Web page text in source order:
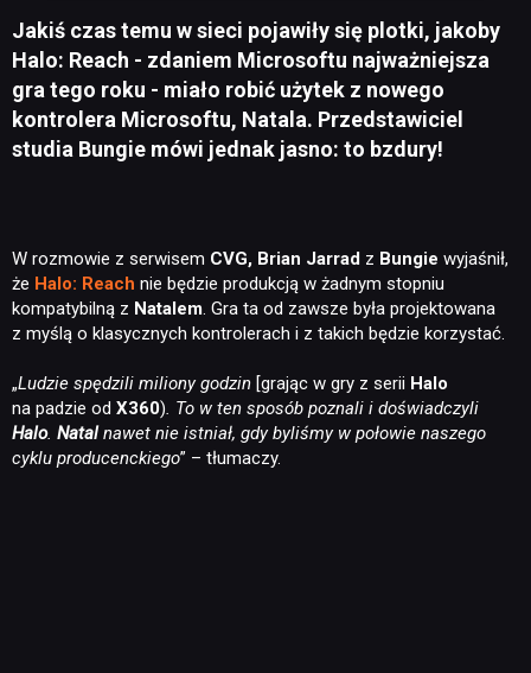
Jakiś czas temu w sieci pojawiły się plotki, jakoby
Halo: Reach - zdaniem Microsoftu najważniejsza
gra tego roku - miało robić użytek z nowego
kontrolera Microsoftu, Natala. Przedstawiciel
studia Bungie mówi jednak jasno: to bzdury!
W rozmowie z serwisem CVG, Brian Jarrad z Bungie wyjaśnił,
że Halo: Reach nie będzie produkcją w żadnym stopniu
kompatybilną z Natalem. Gra ta od zawsze była projektowana
z myślą o klasycznych kontrolerach i z takich będzie korzystać.
„Ludzie spędzili miliony godzin [grając w gry z serii Halo
na padzie od X360). To w ten sposób poznali i doświadczyli
Halo. Natalnawet nie istniał, gdy byliśmy w połowie naszego
cyklu producenckiego” – tłumaczy.